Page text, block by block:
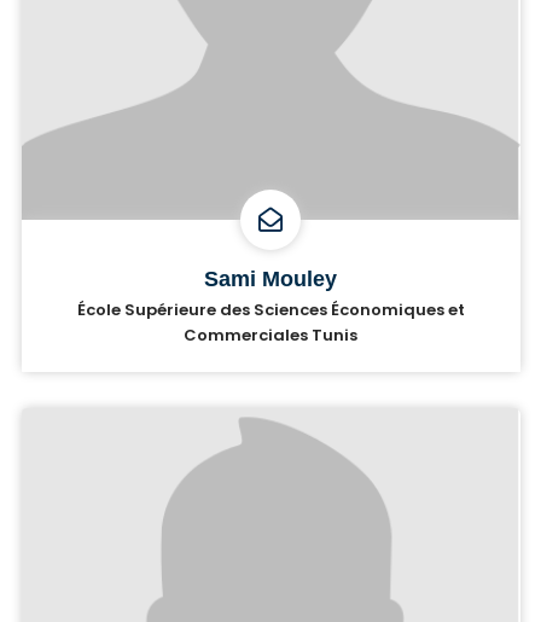
Sami Mouley
École Supérieure des Sciences Économiques et
Commerciales Tunis